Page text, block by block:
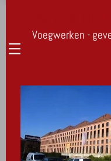
Voegwerken -